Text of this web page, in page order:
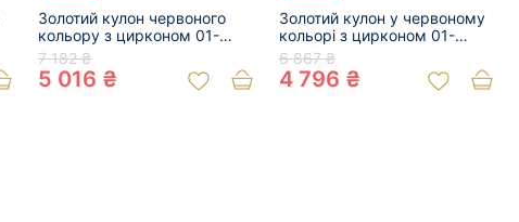
Золотий кулон червоного
кольору з цирконом 01-
200159333
7 182 ₴
5 016 ₴
Золотий кулон у червоному
кольорі з цирконом 01-
200337181
6 867 ₴
4 796 ₴